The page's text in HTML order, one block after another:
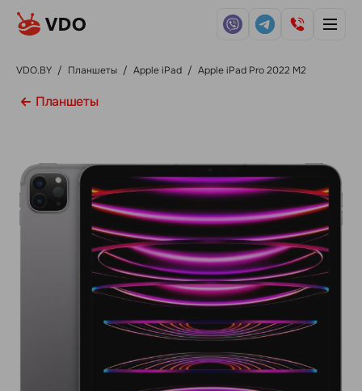
VDO.BY / Планшеты / Apple iPad / Apple iPad Pro 2022 M2
Планшеты